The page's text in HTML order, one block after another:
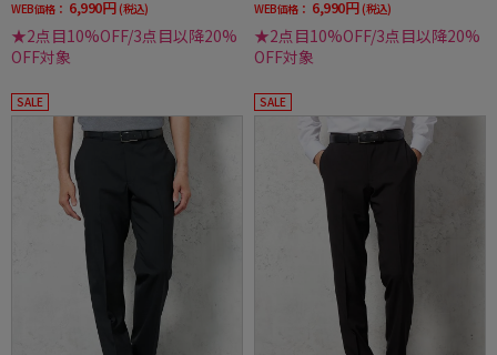
WEB価格： 6,990円 (税込)
★2点目10%OFF/3点目以降20%
OFF対象
WEB価格： 6,990円 (税込)
★2点目10%OFF/3点目以降20%
OFF対象
SALE SALE